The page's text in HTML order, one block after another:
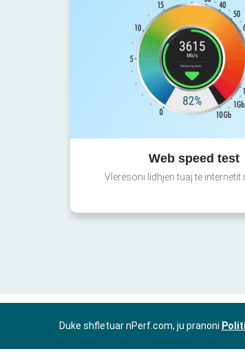
Web speed test
Vlerësoni lidhjen tuaj të internetit
Duke shfletuar nPerf.com, ju pranoni